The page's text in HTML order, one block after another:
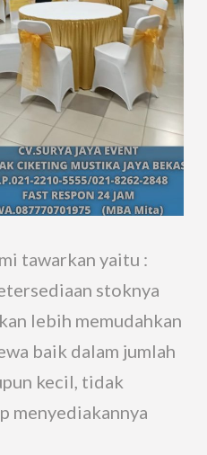
tawarkan yaitu :
stoknya
lebih memudahkan
baik dalam jumlah
kecil, tidak
menyediakannya